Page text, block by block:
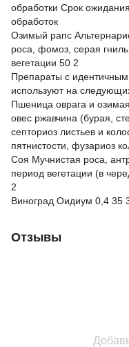
обработки Срок
обработок
Озимый рапс
роса, фомоз, серая
вегетации 50 2
Препараты с
используют на
Пшеница оврага и
овес ржавчина (бурая,
септориоз листьев и
пятнистости, фузариоз
Соя Мучнистая роса,
период вегетации (в
2
Виноград Оидиум 0,4 35
Отзывы